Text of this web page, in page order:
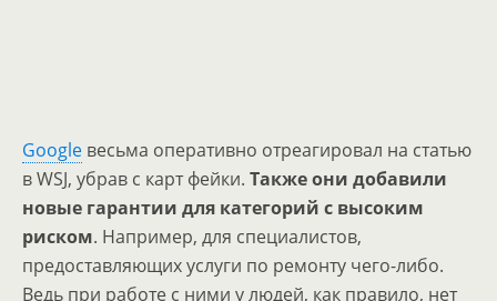
Google весьма оперативно отреагировал на статью
в WSJ, убрав с карт фейки. Также они добавили
новые гарантии для категорий с высоким
риском. Например, для специалистов,
предоставляющих услуги по ремонту чего-либо.
Ведь при работе с ними у людей, как правило, нет